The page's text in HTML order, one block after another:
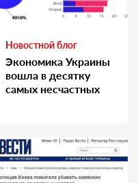
Новостной блог
Экономика Украины
вошла в десятку
самых несчастных